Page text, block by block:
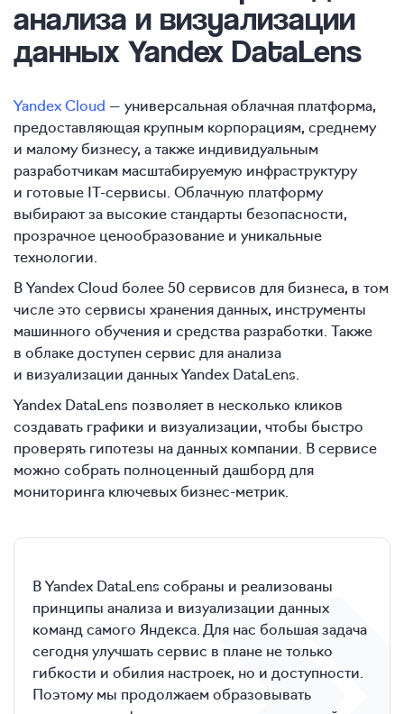
анализа и визуализации
данных Yandex DataLens
Yandex Cloud — универсальная облачная платформа,
предоставляющая крупным корпорациям, среднему
и малому бизнесу, а также индивидуальным
разработчикам масштабируемую инфраструктуру
и готовые IT-сервисы. Облачную платформу
выбирают за высокие стандарты безопасности,
прозрачное ценообразование и уникальные
технологии.
В Yandex Cloud более 50 сервисов для бизнеса, в том
числе это сервисы хранения данных, инструменты
машинного обучения и средства разработки. Также
в облаке доступен сервис для анализа
и визуализации данных Yandex DataLens.
Yandex DataLens позволяет в несколько кликов
создавать графики и визуализации, чтобы быстро
проверять гипотезы на данных компании. В сервисе
можно собрать полноценный дашборд для
мониторинга ключевых бизнес-метрик.
В Yandex DataLens собраны и реализованы
принципы анализа и визуализации данных
команд самого Яндекса. Для нас большая задача
сегодня улучшать сервис в плане не только
гибкости и обилия настроек, но и доступности.
Поэтому мы продолжаем образовывать